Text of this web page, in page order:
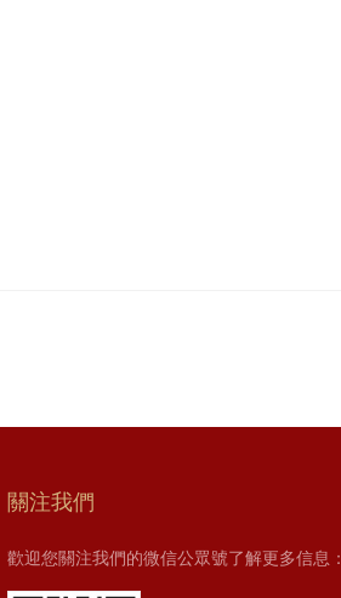
關注我們
歡迎您關注我們的微信公眾號了解更多信息：